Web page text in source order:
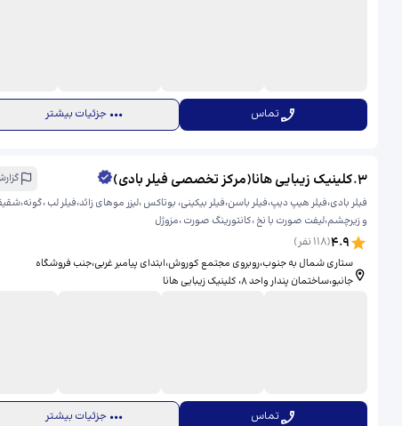
تماس جزئیات بیشتر
3
.کلینیک زیبایی هانا(مرکز تخصصی فیلر بادی)
فیلر بادی،فیلر هیپ دیپ،فیلر باسن،فیلر بیکینی، بوتاکس ،لیزر موهای زائد،فیلر لب
و زیرچشم،لیفت صورت با نخ ،کانتورینگ صورت ،مزوژل
4.9
(
118 نفر)
ستاری شمال به جنوب،روبروی مجتمع کوروش،ابتدای پیامبر غربی،جنب فروشگاه
جانبو،ساختمان پندار واحد ۸، ​کلینیک زیبایی هانا
تماس جزئیات بیشتر